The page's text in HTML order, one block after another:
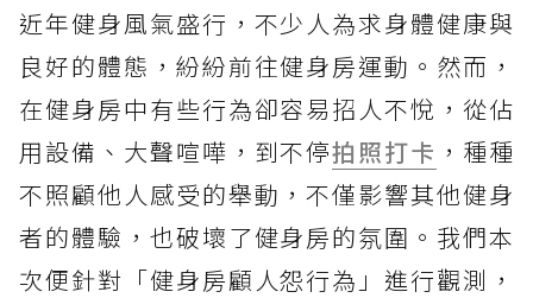
近年健身風氣盛行，不少人為求身體健康與
良好的體態，紛紛前往健身房運動。然而，
在健身房中有些行為卻容易招人不悅，從佔
用設備、大聲喧嘩，到不停拍照打卡 ，種種
不照顧他人感受的舉動，不僅影響其他健身
者的體驗，也破壞了健身房的氛圍。我們本
次便針對「健身房顧人怨行為」進行觀測，